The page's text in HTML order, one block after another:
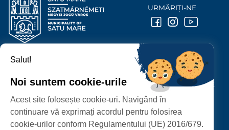
PROTECȚIA DATELOR PERSONALE
PRIMĂRIA MUNICIPIULUI
P-ȚA 25 OCTOMBRIE, NR. 1 CORP M, 440026 SATU MARE
URMĂRIȚI-NE
Salut!
Noi suntem cookie-urile
Acest site folosește cookie-uri. Navigând în
continuare vă exprimați acordul pentru folosirea
cookie-urilor conform Regulamentului (UE) 2016/679.